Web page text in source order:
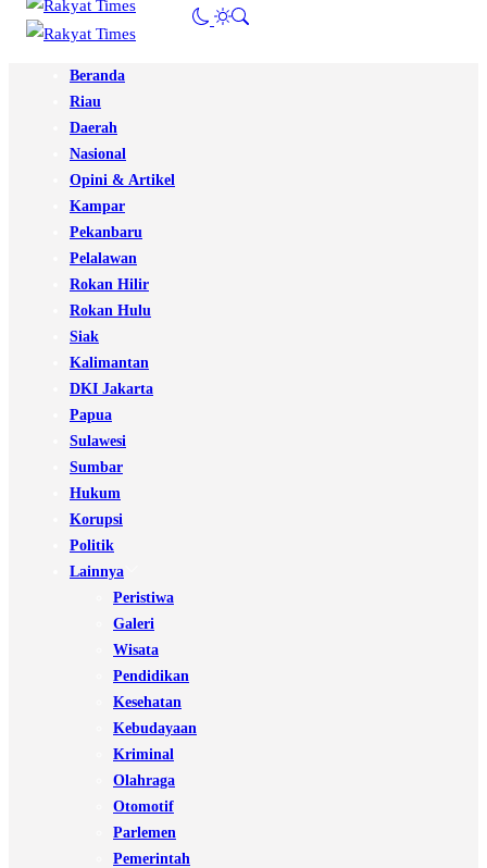
Beranda
Riau
Daerah
Nasional
Opini & Artikel
Kampar
Pekanbaru
Pelalawan
Rokan Hilir
Rokan Hulu
Siak
Kalimantan
DKI Jakarta
Papua
Sulawesi
Sumbar
Hukum
Korupsi
Politik
Lainnya
Peristiwa
Galeri
Wisata
Pendidikan
Kesehatan
Kebudayaan
Kriminal
Olahraga
Otomotif
Parlemen
Pemerintah